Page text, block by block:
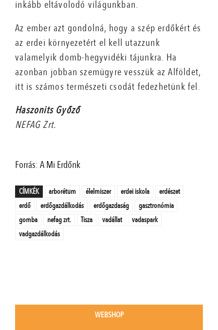
inkább eltávolodó világunkban.
Az ember azt gondolná, hogy a szép erdőkért és
az erdei környezetért el kell utazzunk
valamelyik domb-hegyvidéki tájunkra. Ha
azonban jobban szemügyre vesszük az Alföldet,
itt is számos természeti csodát fedezhetünk fel.
Haszonits Győző
NEFAG Zrt.
Forrás: A Mi Erdőnk
CÍMKÉK arborétum élelmiszer erdei iskola
erdészet
erdő
erdőgazdálkodás erdőgazdaság
gasztronómia
gomba
nefag zrt. Tisza vadállat
vadaspark
vadgazdálkodás
WEBSHOP